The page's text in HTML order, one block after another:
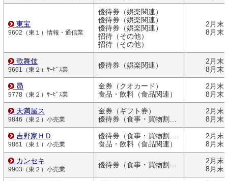
東宝
9602（東１）情報・通信業
優待券（娯楽関連）
優待券（娯楽関連）
優待券（娯楽関連）
招待（その他）
招待（その他）
2月末
8月末
歌舞伎
9661（東２）ｻｰﾋﾞｽ業
優待券（娯楽関連）
2月末
8月末
昴
9778（東２）ｻｰﾋﾞｽ業
金券（クオカード）
食品・飲料（食品関連）
2月末
8月末
天満屋ス
9846（東２）小売業
金券（ギフト券）
優待券（食事・買物割引券）
2月末
8月末
吉野家ＨＤ
9861（東１）小売業
優待券（食事・買物割引券）
食品・飲料（食品関連）
2月末
8月末
カンセキ
9903（東２）小売業
優待券（食事・買物割引券）
2月末
8月末